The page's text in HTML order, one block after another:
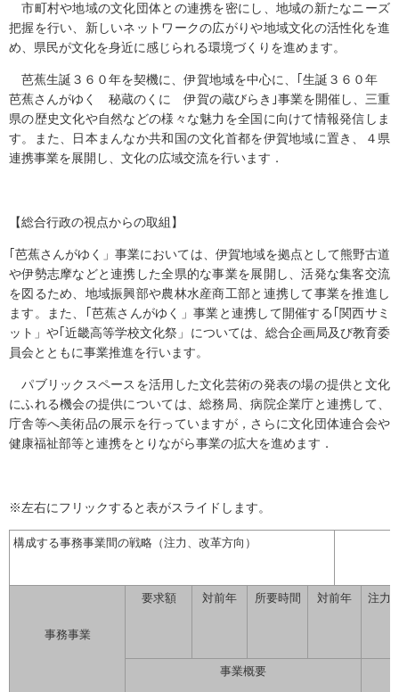
市町村や地域の文化団体との連携を密にし、地域の新たなニーズ
把握を行い、新しいネットワークの広がりや地域文化の活性化を進
め、県民が文化を身近に感じられる環境づくりを進めます。
芭蕉生誕３６０年を契機に、伊賀地域を中心に、｢生誕３６０年
芭蕉さんがゆく 秘蔵のくに 伊賀の蔵びらき｣事業を開催し、三重
県の歴史文化や自然などの様々な魅力を全国に向けて情報発信しま
す。また、日本まんなか共和国の文化首都を伊賀地域に置き、４県
連携事業を展開し、文化の広域交流を行います．
【総合行政の視点からの取組】
｢芭蕉さんがゆく」事業においては、伊賀地域を拠点として熊野古道
や伊勢志摩などと連携した全県的な事業を展開し、活発な集客交流
を図るため、地域振興部や農林水産商工部と連携して事業を推進し
ます。また、｢芭蕉さんがゆく」事業と連携して開催する｢関西サミ
ット」や｢近畿高等学校文化祭」については、総合企画局及び教育委
員会とともに事業推進を行います。
パブリックスペースを活用した文化芸術の発表の場の提供と文化
にふれる機会の提供については、総務局、病院企業庁と連携して、
庁舎等へ美術品の展示を行っていますが，さらに文化団体連合会や
健康福祉部等と連携をとりながら事業の拡大を進めます．
※左右にフリックすると表がスライドします。
構成する事務事業間の戦略（注力、改革方向）
事務事業
要求額 対前年 所要時間 対前年 注力
事業概要